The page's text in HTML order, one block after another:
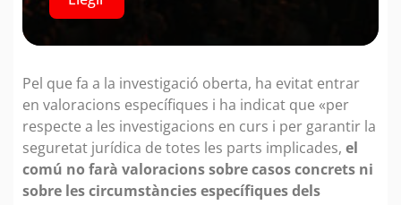
Pel que fa a la investigació oberta, ha evitat entrar
en valoracions específiques i ha indicat que «per
respecte a les investigacions en curs i per garantir la
seguretat jurídica de totes les parts implicades, el
comú no farà valoracions sobre casos concrets ni
sobre les circumstàncies específiques dels